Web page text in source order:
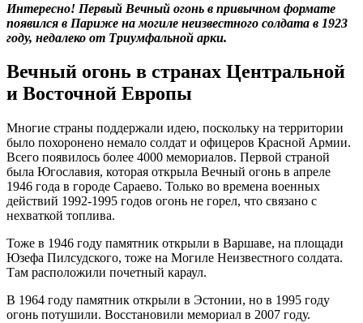
Интересно! Первый Вечный огонь в привычном формате
появился в Париже на могиле неизвестного солдата в 1923
году, недалеко от Триумфальной арки.
Вечный огонь в странах Центральной
и Восточной Европы
Многие страны поддержали идею, поскольку на территории
было похоронено немало солдат и офицеров Красной Армии.
Всего появилось более 4000 мемориалов. Первой страной
была Югославия, которая открыла Вечный огонь в апреле
1946 года в городе Сараево. Только во времена военных
действий 1992-1995 годов огонь не горел, что связано с
нехваткой топлива.
Тоже в 1946 году памятник открыли в Варшаве, на площади
Юзефа Пилсудского, тоже на Могиле Неизвестного солдата.
Там расположили почетный караул.
В 1964 году памятник открыли в Эстонии, но в 1995 году
огонь потушили. Восстановили мемориал в 2007 году.